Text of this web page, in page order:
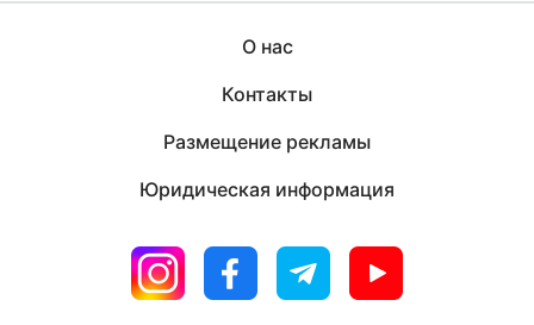
О нас
Контакты
Размещение рекламы
Юридическая информация